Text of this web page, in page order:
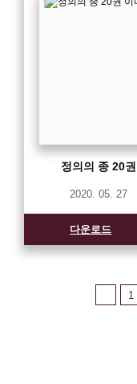
정의의 종 20권
2020. 05. 27
다운로드
1